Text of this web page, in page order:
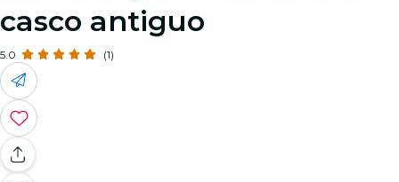
casco antiguo
5.0 (1)